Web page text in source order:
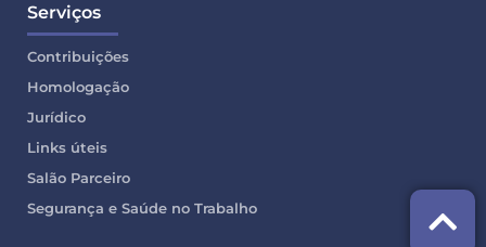
Serviços
Contribuições
Homologação
Jurídico
Links úteis
Salão Parceiro
Segurança e Saúde no Trabalho